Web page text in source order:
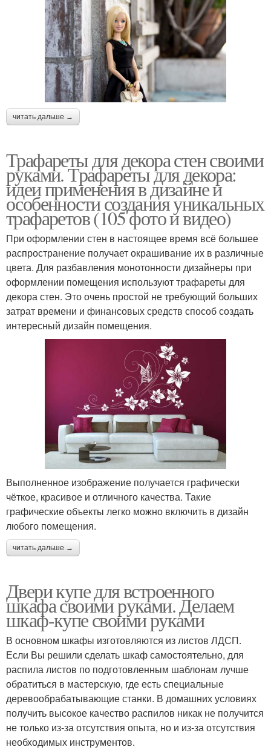
читать дальше →
Трафареты для декора стен своими
руками. Трафареты для декора:
идеи применения в дизайне и
особенности создания уникальных
трафаретов (105 фото и видео)
При оформлении стен в настоящее время всё большее
распространение получает окрашивание их в различные
цвета. Для разбавления монотонности дизайнеры при
оформлении помещения используют трафареты для
декора стен. Это очень простой не требующий больших
затрат времени и финансовых средств способ создать
интересный дизайн помещения.
Выполненное изображение получается графически
чёткое, красивое и отличного качества. Такие
графические объекты легко можно включить в дизайн
любого помещения.
читать дальше →
Двери купе для встроенного
шкафа своими руками. Делаем
шкаф-купе своими руками
В основном шкафы изготовляются из листов ЛДСП.
Если Вы решили сделать шкаф самостоятельно, для
распила листов по подготовленным шаблонам лучше
обратиться в мастерскую, где есть специальные
деревообрабатывающие станки. В домашних условиях
получить высокое качество распилов никак не получится
не только из-за отсутствия опыта, но и из-за отсутствия
необходимых инструментов.